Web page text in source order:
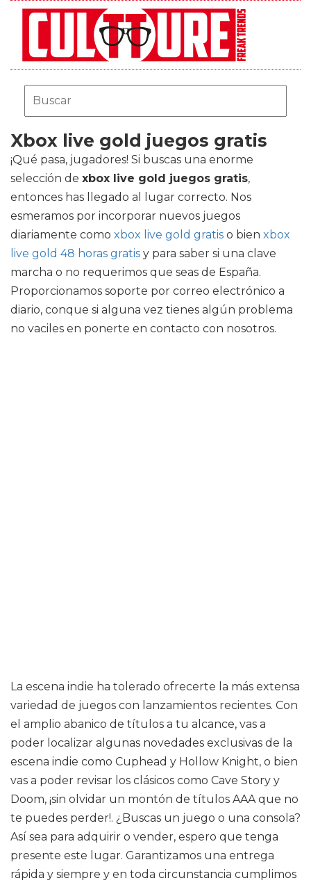
Xbox live gold juegos gratis
¡Qué pasa, jugadores! Si buscas una enorme
selección de xbox live gold juegos gratis,
entonces has llegado al lugar correcto. Nos
esmeramos por incorporar nuevos juegos
diariamente como xbox live gold gratis o bien xbox
live gold 48 horas gratis y para saber si una clave
marcha o no requerimos que seas de España.
Proporcionamos soporte por correo electrónico a
diario, conque si alguna vez tienes algún problema
no vaciles en ponerte en contacto con nosotros.
La escena indie ha tolerado ofrecerte la más extensa
variedad de juegos con lanzamientos recientes. Con
el amplio abanico de títulos a tu alcance, vas a
poder localizar algunas novedades exclusivas de la
escena indie como Cuphead y Hollow Knight, o bien
vas a poder revisar los clásicos como Cave Story y
Doom, ¡sin olvidar un montón de títulos AAA que no
te puedes perder!. ¿Buscas un juego o una consola?
Así sea para adquirir o vender, espero que tenga
presente este lugar. Garantizamos una entrega
rápida y siempre y en toda circunstancia cumplimos